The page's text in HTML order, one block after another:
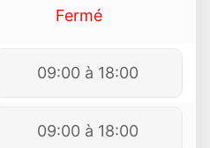
Fermé
09:00 à 18:00
09:00 à 18:00